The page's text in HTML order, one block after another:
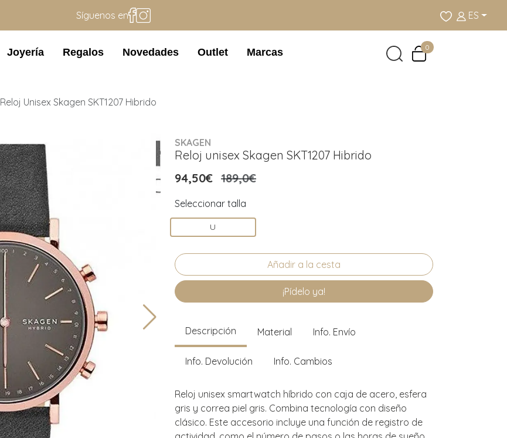
Síguenos en ES
Joyería Regalos Novedades Outlet Marcas 0
Reloj Unisex Skagen SKT1207 Hibrido
SKAGEN
Reloj unisex Skagen SKT1207 Hibrido
94,50€ 189,0€
Seleccionar talla
U
¡Pídelo ya!
Descripción Material Info. Envío
Info. Devolución Info. Cambios
Reloj unisex smartwatch híbrido con caja de acero, esfera
gris y correa piel gris. Combina tecnología con diseño
clásico. Este accesorio incluye una función de registro de